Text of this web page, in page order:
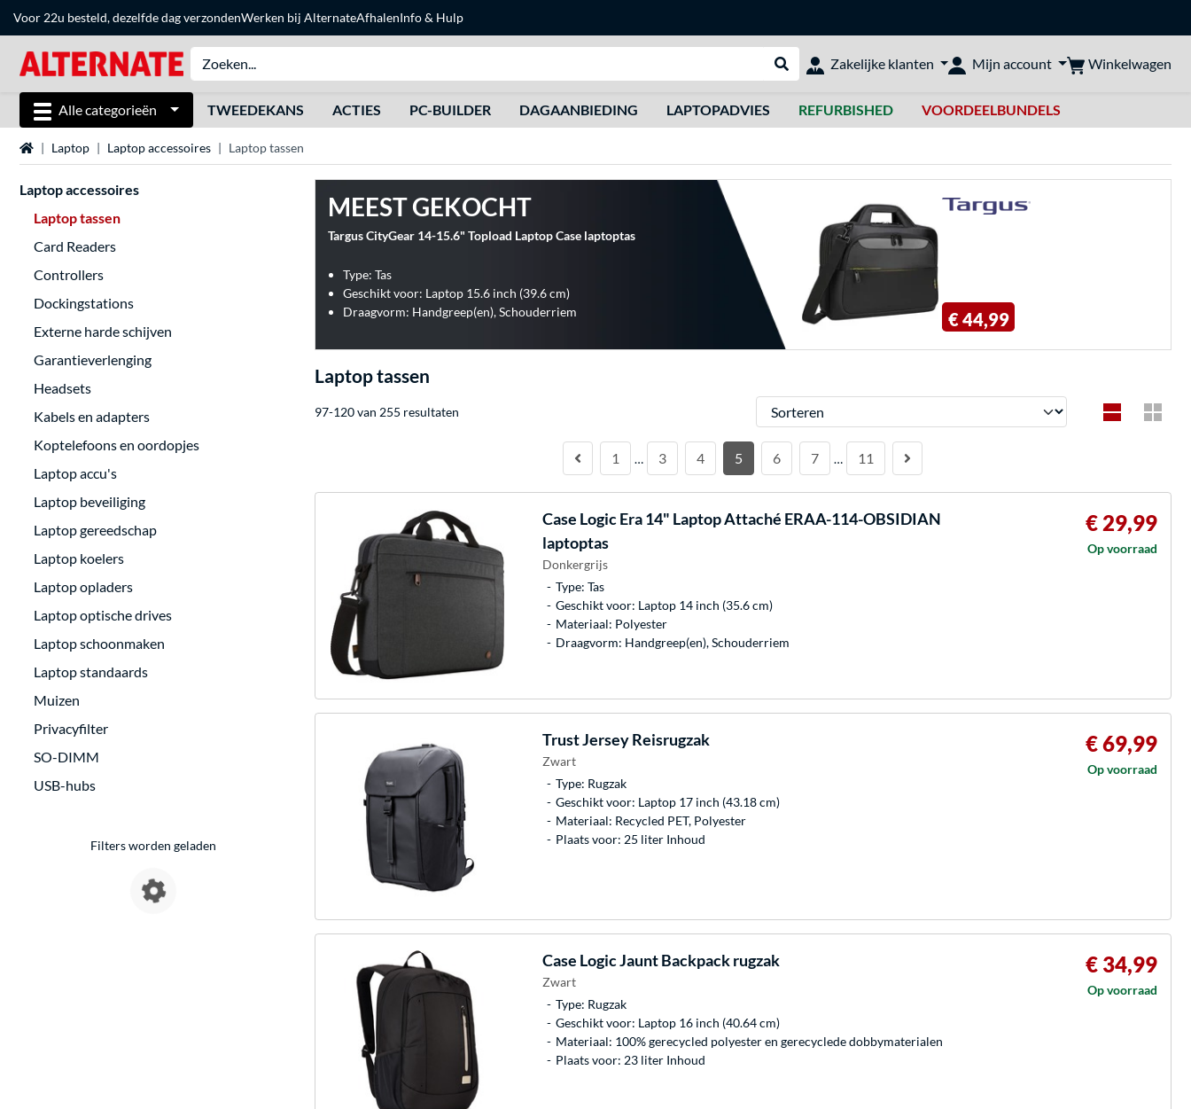
Voor 22u besteld, dezelfde dag verzondenWerken bij AlternateAfhalenInfo & Hulp
Webshop doorzoeken
Zakelijke klanten Mijn account Winkelwagen
Alle categorieën TWEEDEKANS ACTIES PC-BUILDER DAGAANBIEDING LAPTOPADVIES REFURBISHED VOORDEELBUNDELS
Home Laptop Laptop accessoires Laptop tassen
Laptop accessoires
Laptop tassen
Card Readers
Controllers
Dockingstations
Externe harde schijven
Garantieverlenging
Headsets
Kabels en adapters
Koptelefoons en oordopjes
Laptop accu's
Laptop beveiliging
Laptop gereedschap
Laptop koelers
Laptop opladers
Laptop optische drives
Laptop schoonmaken
Laptop standaards
Muizen
Privacyfilter
SO-DIMM
USB-hubs
Filters worden geladen
MEEST GEKOCHT
Targus CityGear 14-15.6" Topload Laptop Case laptoptas
Type: Tas
Geschikt voor: Laptop 15.6 inch (39.6 cm)
Draagvorm: Handgreep(en), Schouderriem
€ 44,99
Laptop tassen
97-120 van 255 resultaten Sorteren
1 … 3 4 5 6 7 … 11
Case LogicEra 14" Laptop Attaché ERAA-114-OBSIDIAN
laptoptas
Donkergrijs
Type: Tas
Geschikt voor: Laptop 14 inch (35.6 cm)
Materiaal: Polyester
Draagvorm: Handgreep(en), Schouderriem
€ 29,99
Op voorraad
TrustJersey Reisrugzak
Zwart
Type: Rugzak
Geschikt voor: Laptop 17 inch (43.18 cm)
Materiaal: Recycled PET, Polyester
Plaats voor: 25 liter Inhoud
€ 69,99
Op voorraad
Case LogicJaunt Backpack rugzak
Zwart
Type: Rugzak
Geschikt voor: Laptop 16 inch (40.64 cm)
Materiaal: 100% gerecycled polyester en gerecyclede dobbymaterialen
Plaats voor: 23 liter Inhoud
€ 34,99
Op voorraad